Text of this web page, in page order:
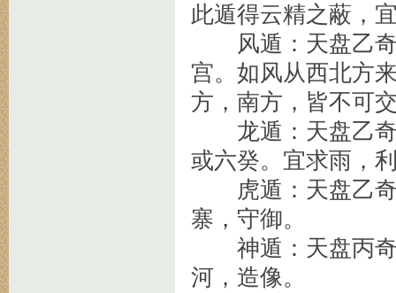
此遁得云精之蔽，
风遁：天盘乙奇
宫。如风从西北方
方，南方，皆不可
龙遁：天盘乙奇
或六癸。宜求雨，
虎遁：天盘乙奇
寨，守御。
神遁：天盘丙奇
河，造像。